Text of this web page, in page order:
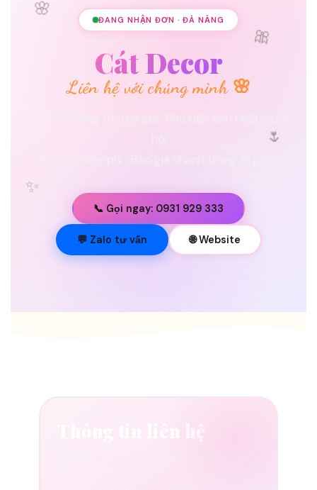
🌸
🎀
✨
🌷
💐
ĐANG NHẬN ĐƠN · ĐÀ NẴNG
Cát Decor
Liên hệ với chúng mình 🌸
📞 Gọi ngay: 0931 929 333
💬 Zalo tư vấn 🌐 Website
Thông tin liên hệ